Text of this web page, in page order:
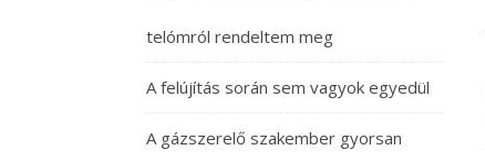
telómról rendeltem meg
A felújítás során sem vagyok egyedül
A gázszerelő szakember gyorsan